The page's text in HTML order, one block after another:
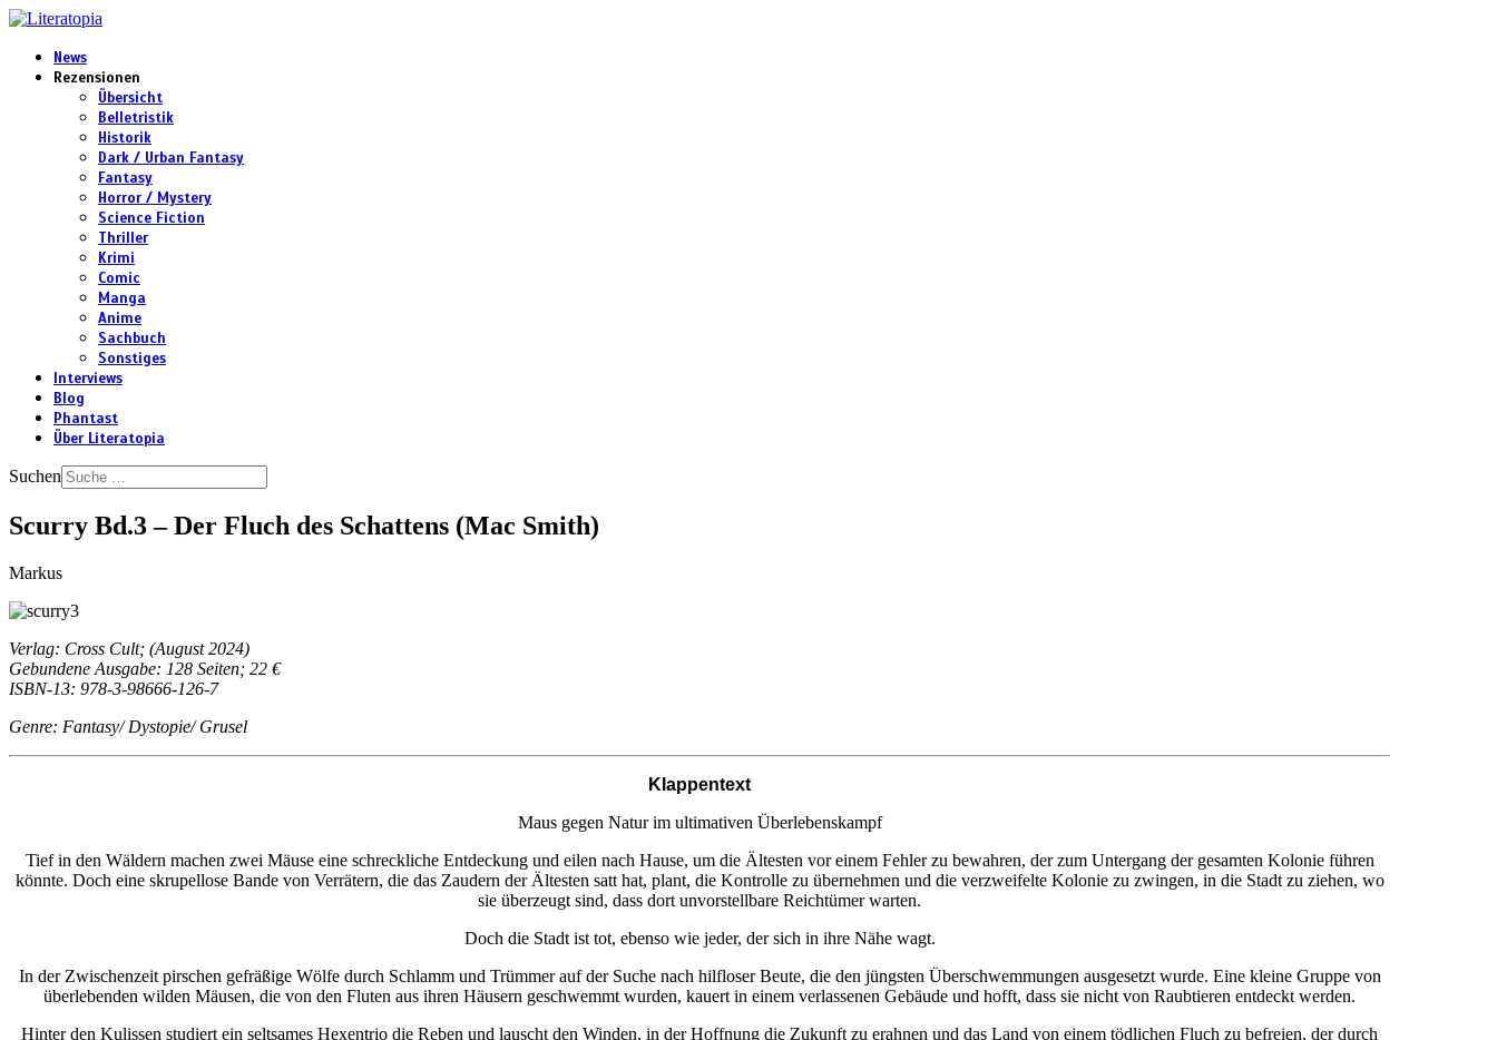
News
Rezensionen
Übersicht
Belletristik
Historik
Dark / Urban Fantasy
Fantasy
Horror / Mystery
Science Fiction
Thriller
Krimi
Comic
Manga
Anime
Sachbuch
Sonstiges
Interviews
Blog
Phantast
Über Literatopia
Suchen
Scurry Bd.3 – Der Fluch des Schattens (Mac Smith)
Markus
Verlag: Cross Cult; (August 2024)
Gebundene Ausgabe: 128 Seiten; 22 €
ISBN-13: 978-3-98666-126-7
Genre: Fantasy/ Dystopie/ Grusel
Klappentext
Maus gegen Natur im ultimativen Überlebenskampf
Tief in den Wäldern machen zwei Mäuse eine schreckliche Entdeckung und eilen nach Hause, um die Ältesten vor einem Fehler zu bewahren, der zum Untergang der gesamten Kolonie führen
könnte. Doch eine skrupellose Bande von Verrätern, die das Zaudern der Ältesten satt hat, plant, die Kontrolle zu übernehmen und die verzweifelte Kolonie zu zwingen, in die Stadt zu ziehen, wo
sie überzeugt sind, dass dort unvorstellbare Reichtümer warten.
Doch die Stadt ist tot, ebenso wie jeder, der sich in ihre Nähe wagt.
In der Zwischenzeit pirschen gefräßige Wölfe durch Schlamm und Trümmer auf der Suche nach hilfloser Beute, die den jüngsten Überschwemmungen ausgesetzt wurde. Eine kleine Gruppe von
überlebenden wilden Mäusen, die von den Fluten aus ihren Häusern geschwemmt wurden, kauert in einem verlassenen Gebäude und hofft, dass sie nicht von Raubtieren entdeckt werden.
Hinter den Kulissen studiert ein seltsames Hexentrio die Reben und lauscht den Winden, in der Hoffnung die Zukunft zu erahnen und das Land von einem tödlichen Fluch zu befreien, der durch